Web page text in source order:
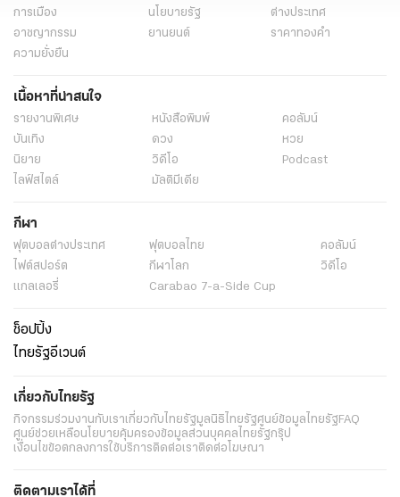
การเมือง
นโยบายรัฐ
ต่างประเทศ
อาชญากรรม
ยานยนต์
ราคาทองคำ
ความยั่งยืน
เนื้อหาที่น่าสนใจ
รายงานพิเศษ หนังสือพิมพ์
คอลัมน์
บันเทิง
ดวง
หวย
นิยาย
วิดีโอ
Podcast
ไลฟ์สไตล์
มัลติมีเดีย
กีฬา
ฟุตบอลต่่างประเทศ ฟุตบอลไทย
คอลัมน์
ไฟต์สปอร์ต
กีฬาโลก
วิดีโอ
แกลเลอรี่
Carabao 7-a-Side Cup
ช็อปปิ้ง
ไทยรัฐอีเวนต์
เกี่ยวกับไทยรัฐ
กิจกรรมร่วมงานกับเราเกี่ยวกับไทยรัฐมูลนิธิไทยรัฐศูนย์ข้อมูลไทยรัฐFAQ
ศูนย์ช่วยเหลือนโยบายคุ้มครองข้อมูลส่วนบุคคลไทยรัฐกรุ๊ป
เงื่อนไขข้อตกลงการใช้บริการติดต่อเราติดต่อโฆษณา
ติดตามเราได้ที่